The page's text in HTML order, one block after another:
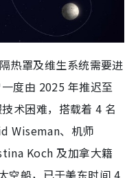
热罩及维生系统需要进
度由 2025 年推迟至
术困难，搭载着 4 名
Wiseman、机师
Koch 及加拿大籍